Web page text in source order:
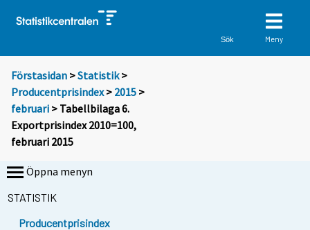
Sök Meny
Förstasidan >Statistik >
Producentprisindex> 2015 >
februari > Tabellbilaga 6.
Exportprisindex 2010=100,
februari 2015
Öppna menyn
STATISTIK
Producentprisindex